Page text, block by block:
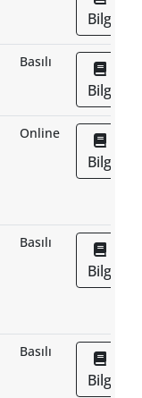
Bilgi
Basılı
Bilgi
Online
Bilgi
Basılı
Bilgi
Basılı
Bilgi